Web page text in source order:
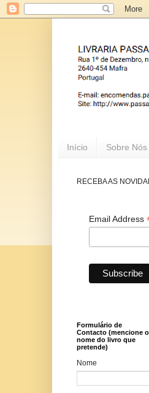
Início Sobre Nós
RECEBA AS
Email Address
Formulário de
Contacto (mencione o
nome do livro que
pretende)
Nome